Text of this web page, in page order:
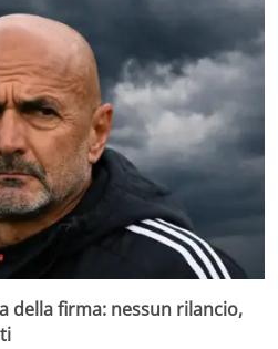
della firma: nessun rilancio,